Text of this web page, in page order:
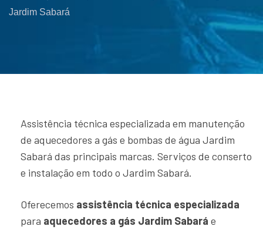
Jardim Sabará
Assistência técnica especializada em manutenção
de aquecedores a gás e bombas de água Jardim
Sabará das principais marcas. Serviços de conserto
e instalação em todo o Jardim Sabará.
Oferecemos assistência técnica especializada
para aquecedores a gás Jardim Sabará e